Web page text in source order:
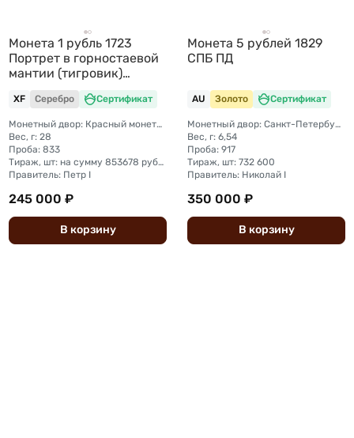
Монета 1 рубль 1723
Портрет в горностаевой
мантии (тигровик)
NМПЕРАТОРЬ
XF Серебро Сертификат
Монетный двор: Красный монетный двор (Москва)
Вес, г: 28
Проба: 833
Тираж, шт: на сумму 853678 рубля (рубль + полтина + гривенник)
Правитель: Петр I
245 000 ₽
В корзину
Монета 5 рублей 1829
СПБ ПД
AU Золото Сертификат
Монетный двор: Санкт-Петербургский монетный двор
Вес, г: 6,54
Проба: 917
Тираж, шт: 732 600
Правитель: Николай I
350 000 ₽
В корзину